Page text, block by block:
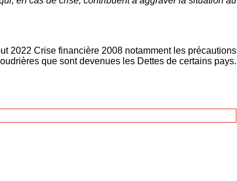
2022 Crise financière 2008 notamment les précautions
que sont devenues les Dettes de certains pays.